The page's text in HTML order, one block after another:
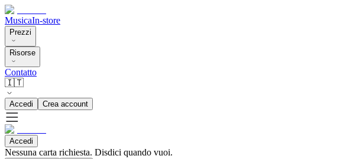
MusicaIn-store
Prezzi
Risorse
Contatto
🇮🇹
Accedi Crea account
Accedi
Nessuna carta richiesta. Disdici quando vuoi.